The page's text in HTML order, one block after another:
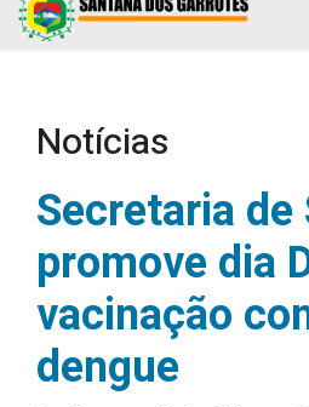
Notícias
Secretaria de
promove dia
vacinação
dengue